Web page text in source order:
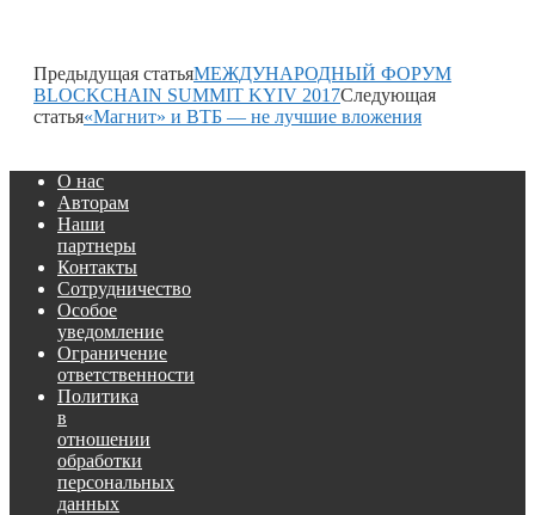
Предыдущая статьяМЕЖДУНАРОДНЫЙ ФОРУМ
BLOCKCHAIN SUMMIT KYIV 2017Следующая
статья«Магнит» и ВТБ — не лучшие вложения
О нас
Авторам
Наши
партнеры
Контакты
Сотрудничество
Особое
уведомление
Ограничение
ответственности
Политика
в
отношении
обработки
персональных
данных